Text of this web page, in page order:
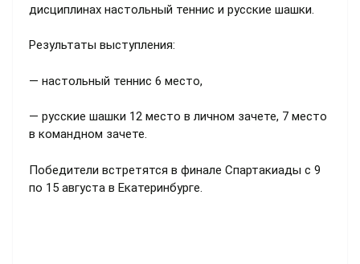
дисциплинах настольный теннис и русские шашки.
Результаты выступления:
— настольный теннис 6 место,
— русские шашки 12 место в личном зачете, 7 место
в командном зачете.
Победители встретятся в финале Спартакиады с 9
по 15 августа в Екатеринбурге.